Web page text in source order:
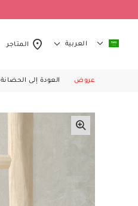
العربية المتاجر
عروض العودة إلى الحضانة